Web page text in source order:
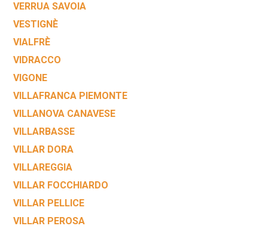
VERRUA SAVOIA
VESTIGNÈ
VIALFRÈ
VIDRACCO
VIGONE
VILLAFRANCA PIEMONTE
VILLANOVA CANAVESE
VILLARBASSE
VILLAR DORA
VILLAREGGIA
VILLAR FOCCHIARDO
VILLAR PELLICE
VILLAR PEROSA